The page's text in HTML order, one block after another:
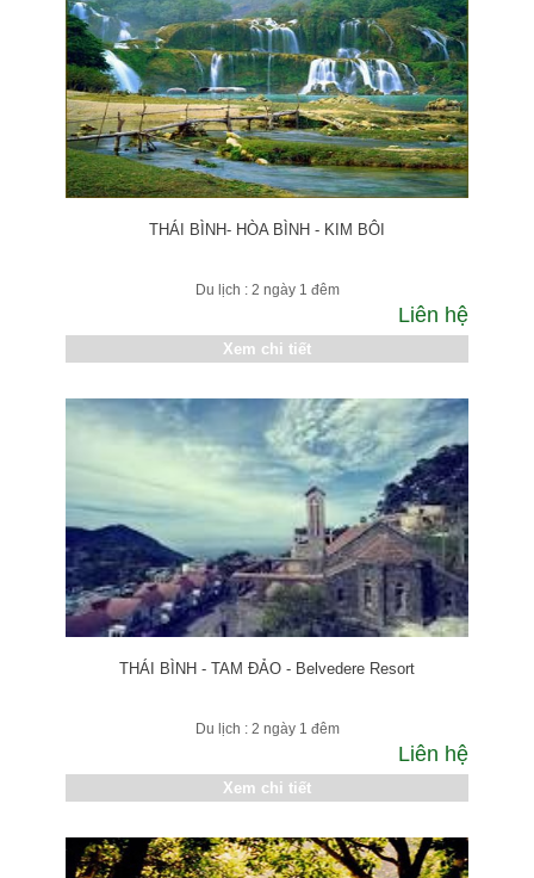
THÁI BÌNH- HÒA BÌNH - KIM BÔI
Du lịch : 2 ngày 1 đêm
Liên hệ
Xem chi tiết
THÁI BÌNH - TAM ĐẢO - Belvedere Resort
Du lịch : 2 ngày 1 đêm
Liên hệ
Xem chi tiết